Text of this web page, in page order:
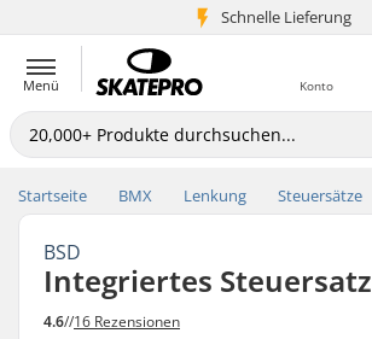
Schnelle Lieferung
5+ Mio. Kunden
Menü Konto
Startseite BMX Lenkung Steuersätze
BSD
Integriertes Steuersatz
4.6//16 Rezensionen